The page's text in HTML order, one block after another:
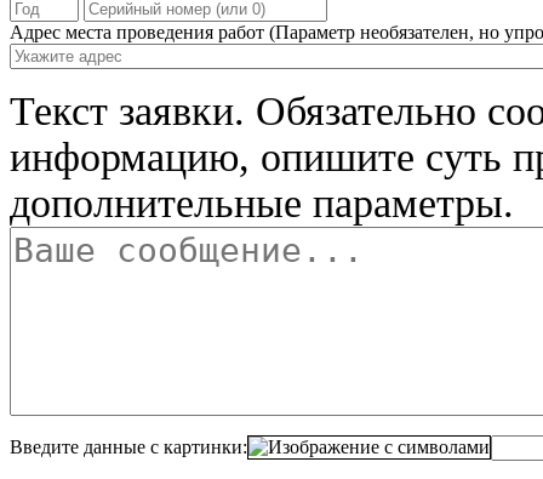
Адрес места проведения работ (Параметр необязателен, но
Текст заявки. Обязательно
информацию, опишите суть
дополнительные параметры.
Введите данные с картинки: